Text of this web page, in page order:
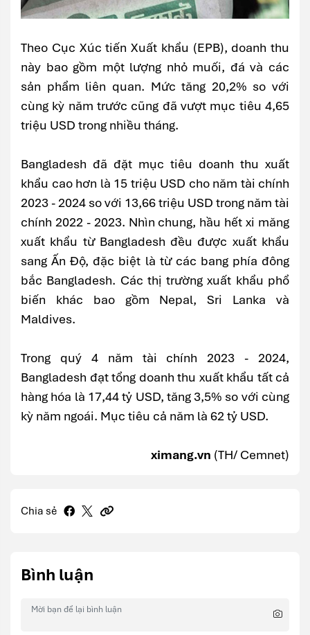
Theo Cục Xúc tiến Xuất khẩu (EPB), doanh thu
này bao gồm một lượng nhỏ muối, đá và các
sản phẩm liên quan. Mức tăng 20,2% so với
cùng kỳ năm trước cũng đã vượt mục tiêu 4,65
triệu USD trong nhiều tháng.
Bangladesh đã đặt mục tiêu doanh thu xuất
khẩu cao hơn là 15 triệu USD cho năm tài chính
2023 - 2024 so với 13,66 triệu USD trong năm tài
chính 2022 - 2023. Nhìn chung, hầu hết xi măng
xuất khẩu từ Bangladesh đều được xuất khẩu
sang Ấn Độ, đặc biệt là từ các bang phía đông
bắc Bangladesh. Các thị trường xuất khẩu phổ
biến khác bao gồm Nepal, Sri Lanka và
Maldives.
Trong quý 4 năm tài chính 2023 - 2024,
Bangladesh đạt tổng doanh thu xuất khẩu tất cả
hàng hóa là 17,44 tỷ USD, tăng 3,5% so với cùng
kỳ năm ngoái. Mục tiêu cả năm là 62 tỷ USD.
ximang.vn (TH/ Cemnet)
Chia sẻ
Bình luận